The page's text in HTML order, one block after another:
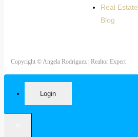
Real Estate
Blog
Copyright © Angela Rodriguez | Realtor Expert
Login